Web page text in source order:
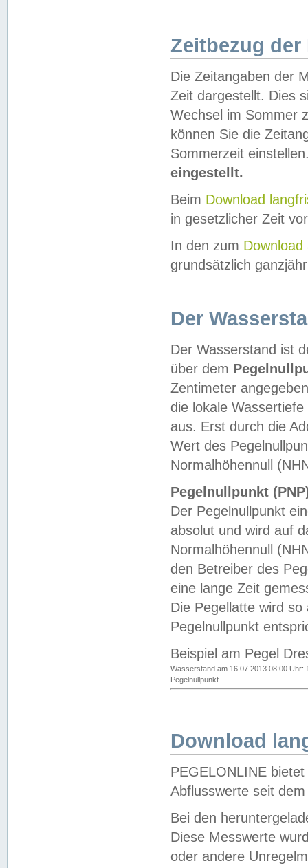
Zeitbezug der
Die Zeitangaben der
Zeit dargestellt. Dies
Wechsel im Sommer
können Sie die
Sommerzeit
eingestellt.
Beim Download
in gesetzlicher Zeit
In den zum Download
grundsätzlich
Der
Der Wasserstand ist
über dem
Zentimeter
die lokale
aus. Erst durch die
Wert des
Normalhöhennull
Pegelnullpunkt
Der Pegelnullpunkt
absolut und wird auf
Normalhöhennull
den Betreiber des
eine lange Zeit
Die Pegellatte wird
Pegelnullpunkt
Beispiel am Pegel
Wasserstand am 16.07.2013 08:00 Uhr:
Pegelnullpunkt
Download
PEGELONLINE
Abflusswerte seit
Bei den
Diese Messwerte
oder andere